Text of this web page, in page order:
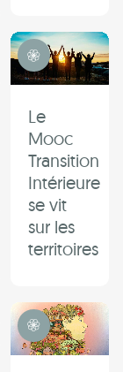
Transition Intérieure
Le
Mooc
Transition
Intérieure
se vit
sur les
territoires
Transition Intérieure